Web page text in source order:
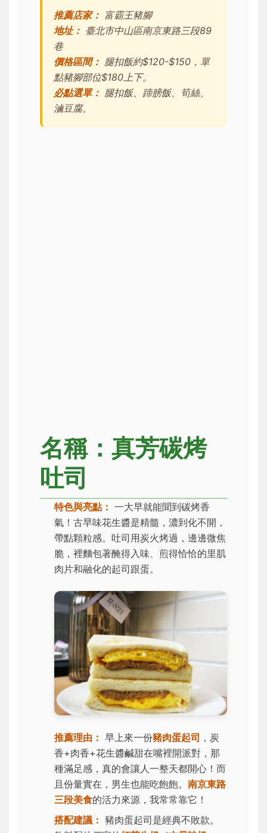
推薦店家： 富霸王豬腳
地址： 臺北市中山區南京東路三段89
巷
價格區間： 腿扣飯約$120-$150，單
點豬腳部位$180上下。
必點選單： 腿扣飯、蹄膀飯、筍絲、
滷豆腐。
名稱：真芳碳烤
吐司
特色與亮點： 一大早就能聞到碳烤香
氣！古早味花生醬是精髓，濃到化不開，
帶點顆粒感。吐司用炭火烤過，邊邊微焦
脆，裡麵包著醃得入味、煎得恰恰的里肌
肉片和融化的起司跟蛋。
推薦理由： 早上來一份豬肉蛋起司 ，炭
香+肉香+花生醬鹹甜在嘴裡開派對，那
種滿足感，真的會讓人一整天都開心！而
且份量實在，男生也能吃飽飽。 南京東路
三段美食的活力來源，我常常靠它！
搭配建議： 豬肉蛋起司是經典不敗款。